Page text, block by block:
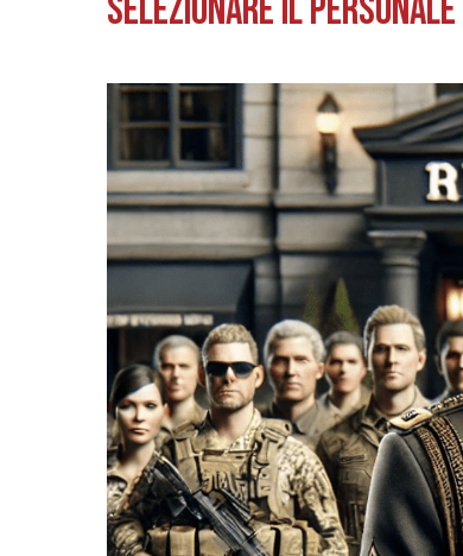
Selezionare il personale